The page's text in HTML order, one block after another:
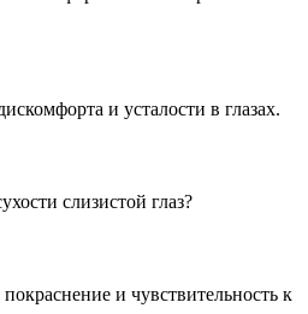
и усталости в глазах.
слизистой глаз?
и чувствительность к